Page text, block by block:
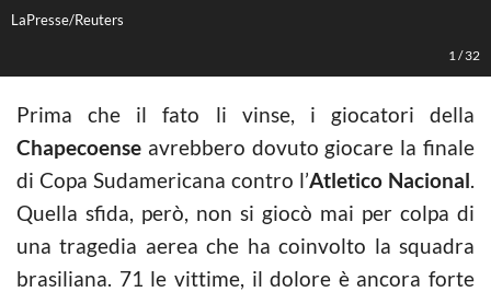
LaPresse/Reuters
1 /32
Prima che il fato li vinse, i giocatori della
Chapecoense avrebbero dovuto giocare la finale
di Copa Sudamericana contro l’Atletico Nacional.
Quella sfida, però, non si giocò mai per colpa di
una tragedia aerea che ha coinvolto la squadra
brasiliana. 71 le vittime, il dolore è ancora forte